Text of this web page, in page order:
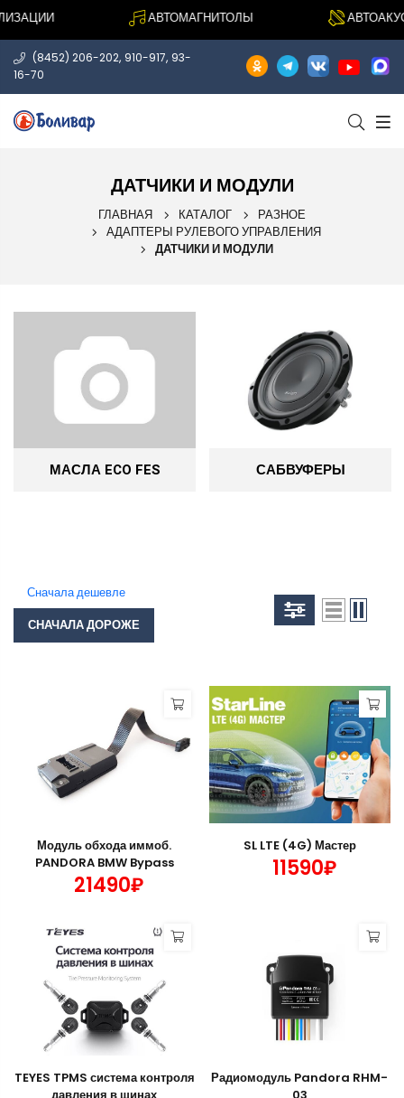
АВТОМАГНИТОЛЫ
(8452) 206-202, 910-917, 93-
16-70
ДАТЧИКИ И МОДУЛИ
ГЛАВНАЯ КАТАЛОГ
РАЗНОЕ
АДАПТЕРЫ РУЛЕВОГО УПРАВЛЕНИЯ
ДАТЧИКИ И МОДУЛИ
МАСЛА ECO FES САБВУФЕРЫ
Сначала дешевле
СНАЧАЛА ДОРОЖЕ
Модуль обхода иммоб.
PANDORA BMW Bypass
21490₽
SL LTE (4G) Мастер
11590₽
TEYES TPMS система контроля
Радиомодуль Pandora RHM-